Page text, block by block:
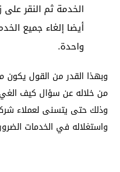
الخدمة ثم النقر على
أيضا إلغاء جميع
واحدة.
وبهذا القدر من القول يكون
من خلاله عن سؤال كيف
وذلك حتى يتسنى لعملاء
واستغلاله في الخدمات